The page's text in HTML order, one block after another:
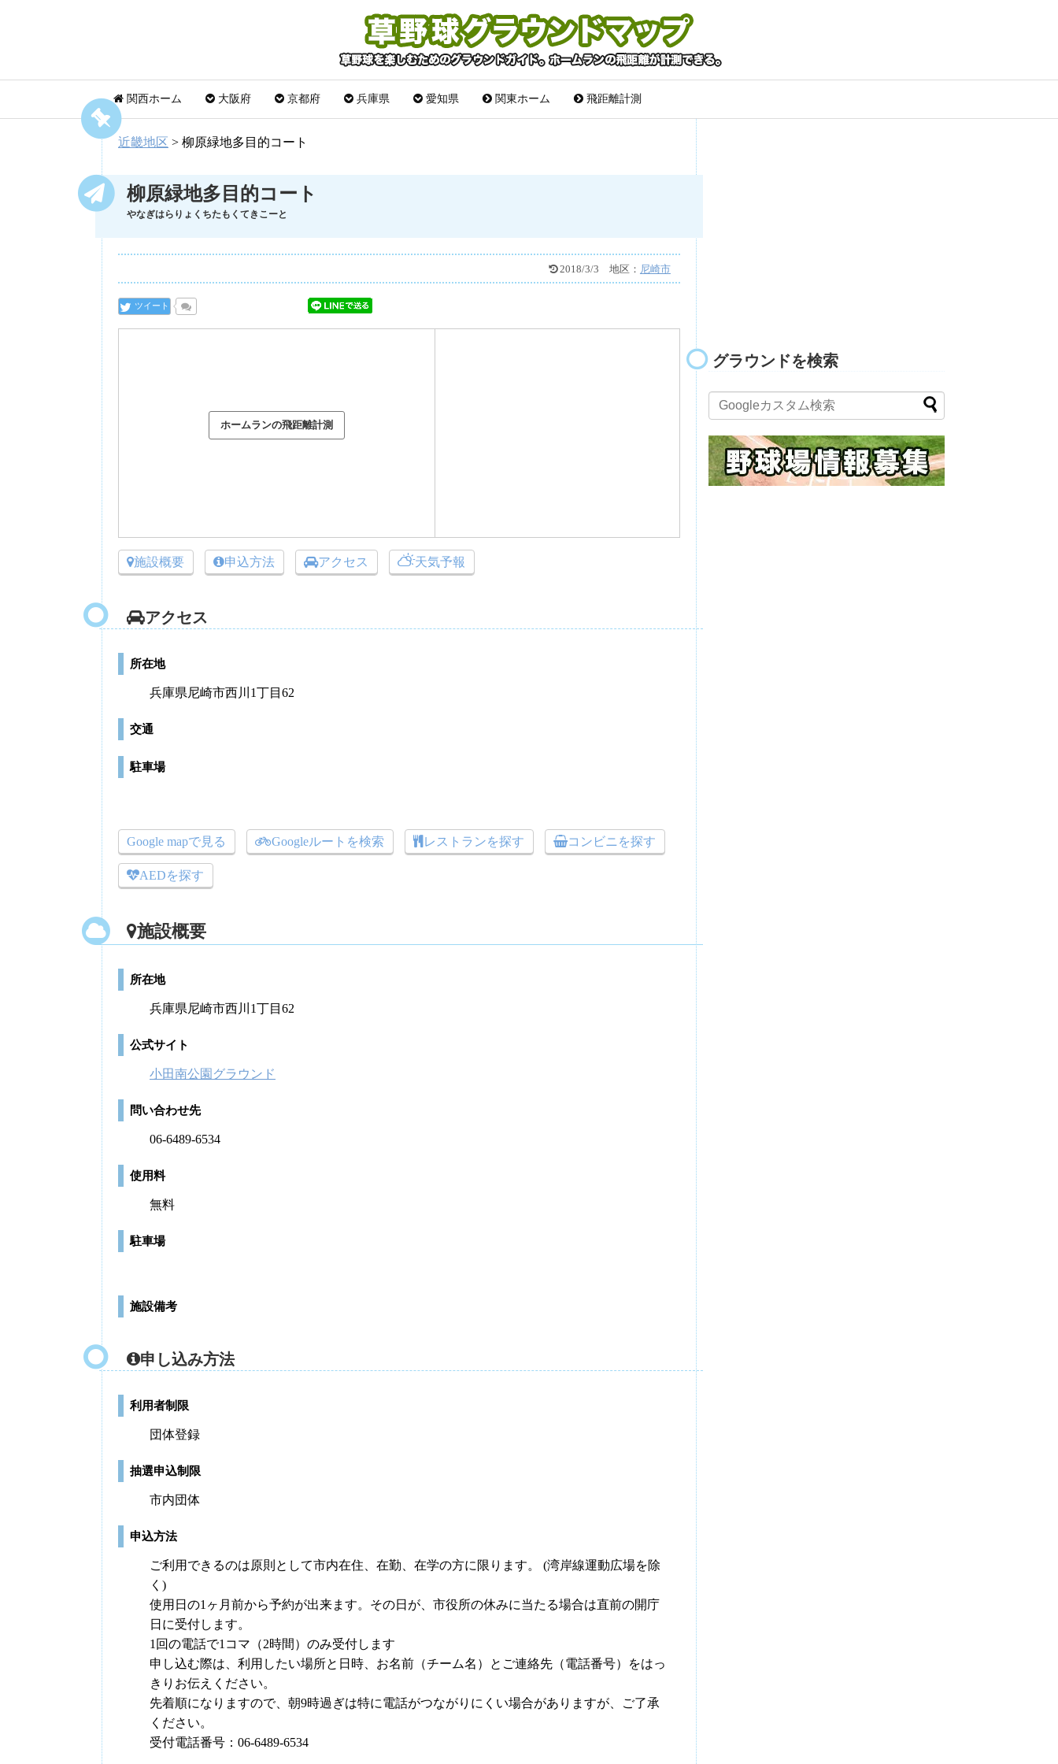
関西ホーム 大阪府 京都府 兵庫県 愛知県 関東ホーム 飛距離計測
近畿地区 > 柳原緑地多目的コート
柳原緑地多目的コート
やなぎはらりょくちたもくてきこーと
2018/3/3 地区： 尼崎市
ツイート
施設概要 申込方法 アクセス 天気予報
アクセス
所在地
兵庫県尼崎市西川1丁目62
交通
駐車場
Google mapで見る Googleルートを検索 レストランを探す コンビニを探す
AEDを探す
施設概要
所在地
兵庫県尼崎市西川1丁目62
公式サイト
小田南公園グラウンド
問い合わせ先
06-6489-6534
使用料
無料
駐車場
施設備考
申し込み方法
利用者制限
団体登録
抽選申込制限
市内団体
申込方法
ご利用できるのは原則として市内在住、在勤、在学の方に限ります。 (湾岸線運動広場を除
く)
使用日の1ヶ月前から予約が出来ます。その日が、市役所の休みに当たる場合は直前の開庁
日に受付します。
1回の電話で1コマ（2時間）のみ受付します
申し込む際は、利用したい場所と日時、お名前（チーム名）とご連絡先（電話番号）をはっ
きりお伝えください。
先着順になりますので、朝9時過ぎは特に電話がつながりにくい場合がありますが、ご了承
ください。
受付電話番号：06-6489-6534
グラウンドを検索